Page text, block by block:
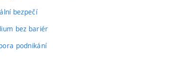
bezpečí
bez bariér
podnikání